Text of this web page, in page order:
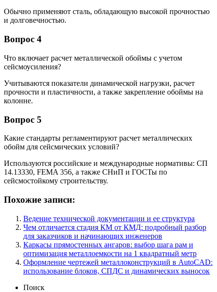
Обычно применяют сталь, обладающую высокой прочностью
и долговечностью.
Вопрос 4
Что включает расчет металлической обоймы с учетом
сейсмоусиления?
Учитываются показатели динамической нагрузки, расчет
прочности и пластичности, а также закрепление обоймы на
колонне.
Вопрос 5
Какие стандарты регламентируют расчет металлических
обойм для сейсмических условий?
Используются российские и международные нормативы: СП
14.13330, FEMA 356, а также СНиП и ГОСТы по
сейсмостойкому строительству.
Похожие записи:
Ведение технической документации и ее структура
Чем отличается стадия КМ от КМД: подробный разбор
для заказчиков и начинающих инженеров
Каркасы прямостенных ангаров: выбор шага рам и
оптимизация металлоемкости на 1 квадратный метр
Оформление чертежей металлоконструкций в AutoCAD:
использование блоков, СПДС и динамических выносок
Поиск